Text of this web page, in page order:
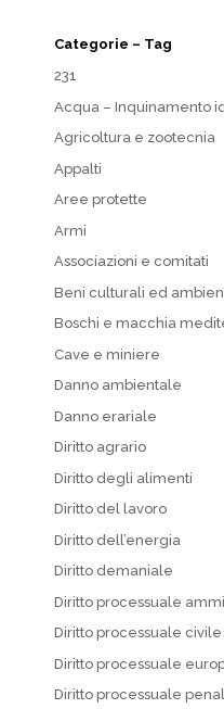
Categorie – Tag
231
Acqua – Inquinamento
Agricoltura e zootecnia
Appalti
Aree protette
Armi
Associazioni e comitati
Beni culturali ed
Boschi e macchia
Cave e miniere
Danno ambientale
Danno erariale
Diritto agrario
Diritto degli alimenti
Diritto del lavoro
Diritto dell’energia
Diritto demaniale
Diritto processuale
Diritto processuale civile
Diritto processuale
Diritto processuale